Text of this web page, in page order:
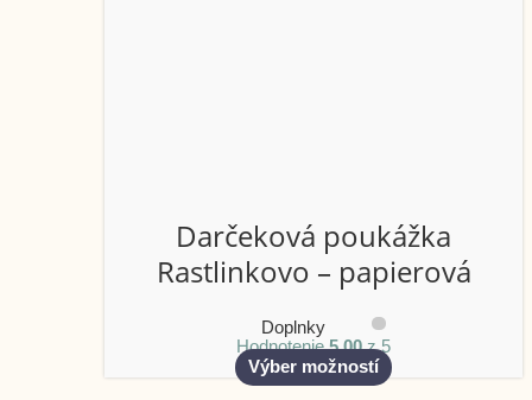
Darčeková poukážka
Rastlinkovo – papierová
Doplnky
Hodnotenie5.00z 5
Výber možností